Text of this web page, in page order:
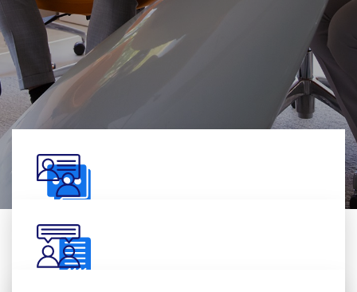
Fusce vulputate sem at sapien
Aliquam convallis sollicitudin purus. Praesent